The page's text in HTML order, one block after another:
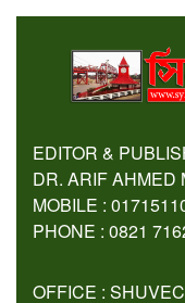
EDITOR &
DR. ARIF AHMED
MOBILE :
PHONE : 0821
OFFICE :